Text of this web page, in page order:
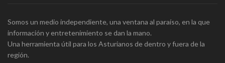
Somos un medio independiente, una ventana al paraíso, en la que
información y entretenimiento se dan la mano.
Una herramienta útil para los Asturianos de dentro y fuera de la
región.